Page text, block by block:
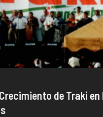
de Traki en